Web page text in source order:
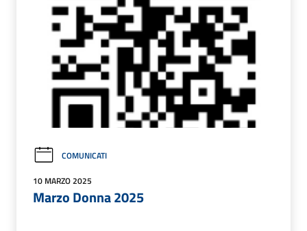
COMUNICATI
10 MARZO 2025
Marzo Donna 2025